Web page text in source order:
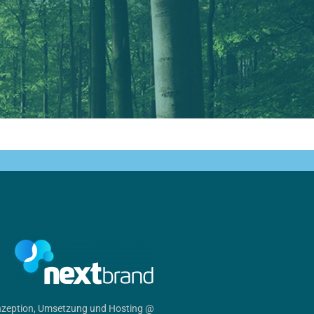
Umsetzung und Hosting @